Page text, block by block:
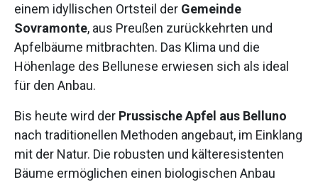
einem idyllischen Ortsteil der Gemeinde
Sovramonte, aus Preußen zurückkehrten und
Apfelbäume mitbrachten. Das Klima und die
Höhenlage des Bellunese erwiesen sich als ideal
für den Anbau.
Bis heute wird der Prussische Apfel aus Belluno
nach traditionellen Methoden angebaut, im Einklang
mit der Natur. Die robusten und kälteresistenten
Bäume ermöglichen einen biologischen Anbau